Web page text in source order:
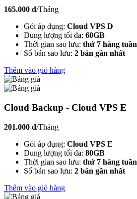
165.000 đ/Tháng
Gói áp dụng: Cloud VPS D
Dung lượng tối đa: 60GB
Thời gian sao lưu: thứ 7 hàng tuần
Số bản sao lưu: 2 bản gần nhất
Thêm vào giỏ hàng
Cloud Backup - Cloud VPS E
201.000 đ/Tháng
Gói áp dụng: Cloud VPS E
Dung lượng tối đa: 80GB
Thời gian sao lưu: thứ 7 hàng tuần
Số bản sao lưu: 2 bản gần nhất
Thêm vào giỏ hàng